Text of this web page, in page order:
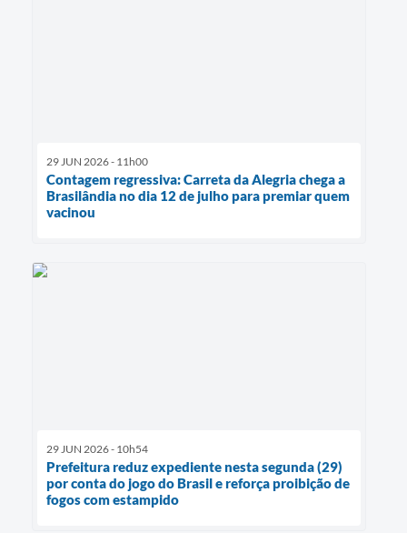
29 JUN 2026 - 11h00
Contagem regressiva: Carreta da Alegria chega a
Brasilândia no dia 12 de julho para premiar quem
vacinou
29 JUN 2026 - 10h54
Prefeitura reduz expediente nesta segunda (29)
por conta do jogo do Brasil e reforça proibição de
fogos com estampido